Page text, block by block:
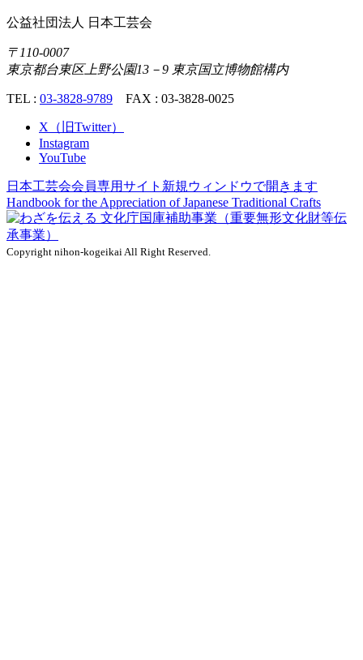
公益社団法人 日本工芸会
〒110-0007
東京都台東区上野公園13－9 東京国立博物館構内
TEL : 03-3828-9789 FAX : 03-3828-0025
X（旧Twitter）
Instagram
YouTube
日本工芸会会員専用サイト 新規ウィンドウで開きます
Handbook for the Appreciation ofJapanese Traditional Crafts
Copyright nihon-kogeikai All Right Reserved.